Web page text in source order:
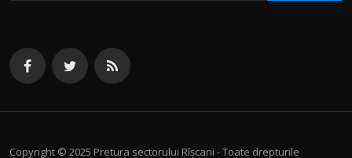
Copyright © 2025 Pretura sectorului Rîșcani - Toate drepturile